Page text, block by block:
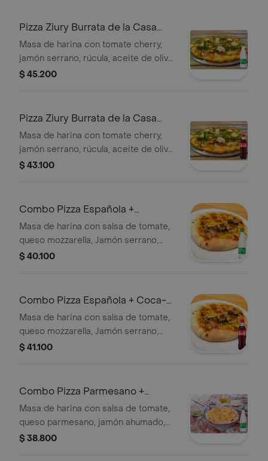
Pizza Ziury Burrata de la Casa
+Manantial C/gas 600ml
Masa de harina con tomate cherry,
jamón serrano, rúcula, aceite de oliva,
$ 45.200
Pizza Ziury Burrata de la Casa
+Cocacola Org 400ml
Masa de harina con tomate cherry,
jamón serrano, rúcula, aceite de oliva,
$ 43.100
Combo Pizza Española +
Manantial Con Gas 600 ml
Masa de harina con salsa de tomate,
queso mozzarella, Jamón serrano,
chorizo español y pepperoni, tamaño
$ 40.100
Combo Pizza Española + Coca-
Cola Sabor Original 400 ml
Masa de harina con salsa de tomate,
queso mozzarella, Jamón serrano,
chorizo español y pepperoni, tamaño
$ 41.100
Combo Pizza Parmesano +
Manantial Con Gas 600 ml
Masa de harina con salsa de tomate,
queso parmesano, jamón ahumado,
pollo horneado, champiñón y orégano,
$ 38.800